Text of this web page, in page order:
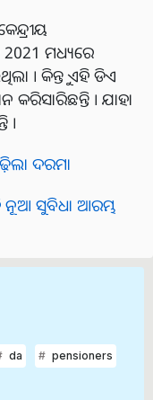
2021 ମଧ୍ୟରେ
। କିନ୍ତୁ ଏହି ଡିଏ
କରିସାରିଛନ୍ତି । ଯାହା
।
ଦରମା
ସୁବିଧା ଆରମ୍ଭ
da pensioners